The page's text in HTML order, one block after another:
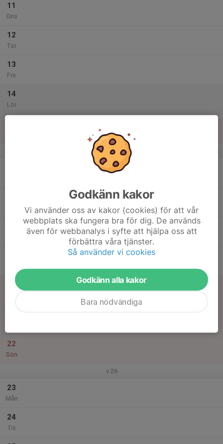
11
Ons
12
Tor
13
Fre
14
Lör
v.25
20
22
Sön
v.26
23
Mån
24
Tis
Godkänn kakor
Vi använder oss av kakor (cookies) för att vår
webbplats ska fungera bra för dig. De används
även för webbanalys i syfte att hjälpa oss att
förbättra våra tjänster.
Så använder vi cookies
Godkänn alla kakor
Bara nödvändiga